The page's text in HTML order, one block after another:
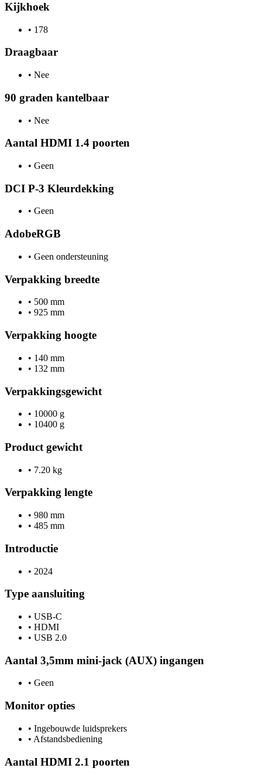
Kijkhoek
• 178
Draagbaar
• Nee
90 graden kantelbaar
• Nee
Aantal HDMI 1.4 poorten
• Geen
DCI P-3 Kleurdekking
• Geen
AdobeRGB
• Geen ondersteuning
Verpakking breedte
• 500 mm
• 925 mm
Verpakking hoogte
• 140 mm
• 132 mm
Verpakkingsgewicht
• 10000 g
• 10400 g
Product gewicht
• 7.20 kg
Verpakking lengte
• 980 mm
• 485 mm
Introductie
• 2024
Type aansluiting
• USB-C
• HDMI
• USB 2.0
Aantal 3,5mm mini-jack (AUX) ingangen
• Geen
Monitor opties
• Ingebouwde luidsprekers
• Afstandsbediening
Aantal HDMI 2.1 poorten